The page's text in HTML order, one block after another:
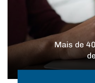
Mais de